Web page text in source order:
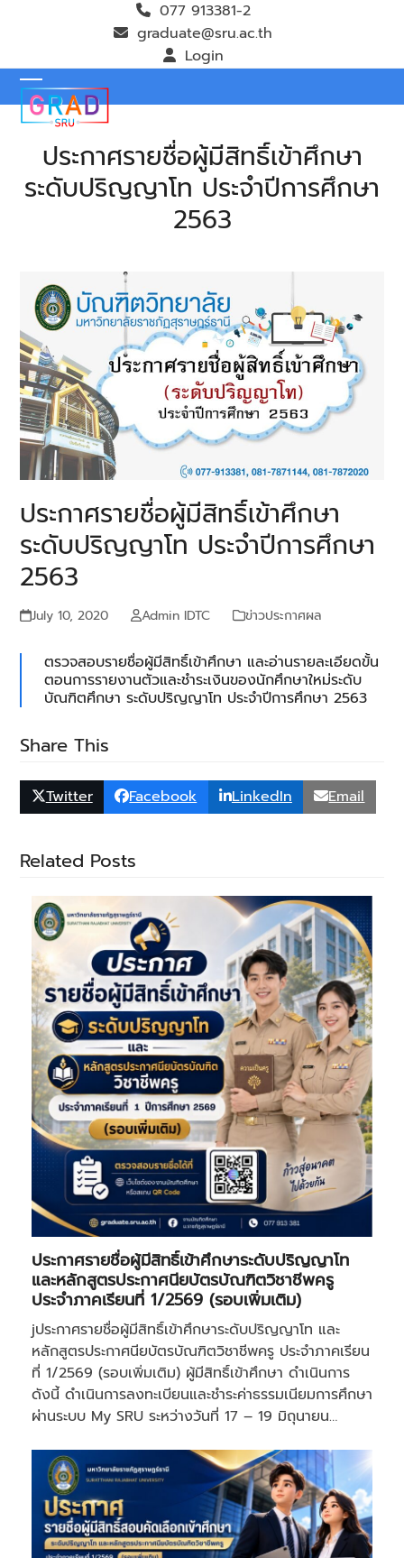
077 913381-2
graduate@sru.ac.th
Login
Open
mobile
menu
Close
mobile
menu
ประกาศรายชื่อผู้มีสิทธิ์เข้าศึกษา
ระดับปริญญาโท ประจำปีการศึกษา
2563
ประกาศรายชื่อผู้มีสิทธิ์เข้าศึกษา
ระดับปริญญาโท ประจำปีการศึกษา
2563
July 10, 2020 Admin IDTC ข่าวประกาศผล
ตรวจสอบรายชื่อผู้มีสิทธิ์เข้าศึกษา และอ่านรายละเอียดขั้น
ตอนการรายงานตัวและชำระเงินของนักศึกษาใหม่ระดับ
บัณฑิตศึกษา ระดับปริญญาโท ประจำปีการศึกษา 2563
Share This
Twitter Facebook LinkedIn Email
Related Posts
ประกาศรายชื่อผู้มีสิทธิ์เข้าศึกษาระดับปริญญาโท
และหลักสูตรประกาศนียบัตรบัณฑิตวิชาชีพครู
ประจำภาคเรียนที่ 1/2569 (รอบเพิ่มเติม)
jประกาศรายชื่อผู้มีสิทธิ์เข้าศึกษาระดับปริญญาโท และ
หลักสูตรประกาศนียบัตรบัณฑิตวิชาชีพครู ประจำภาคเรียน
ที่ 1/2569 (รอบเพิ่มเติม) ผู้มีสิทธิ์เข้าศึกษา ดำเนินการ
ดังนี้ ดำเนินการลงทะเบียนและชำระค่าธรรมเนียมการศึกษา
ผ่านระบบ My SRU ระหว่างวันที่ 17 – 19 มิถุนายน…